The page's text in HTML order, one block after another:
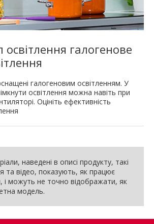
освітлення галогенове
галогеновим освітленням. У
освітлення можна навіть при
Оцініть ефективність
наведені в описі продукту, такі
та відео, показують, як працює
і можуть не точно відображати, як
модель.